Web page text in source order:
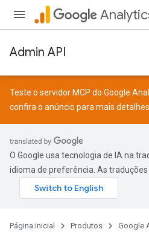
Admin API
Teste o servidor MCP do Google
confira o anúncio para mais detalhes.
O Google usa tecnologia de IA na
idioma de preferência. As
Página inicial Produtos
Google